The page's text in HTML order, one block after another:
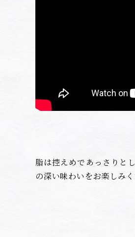
脂は控えめであっさりと
の深い味わいをお楽しみく